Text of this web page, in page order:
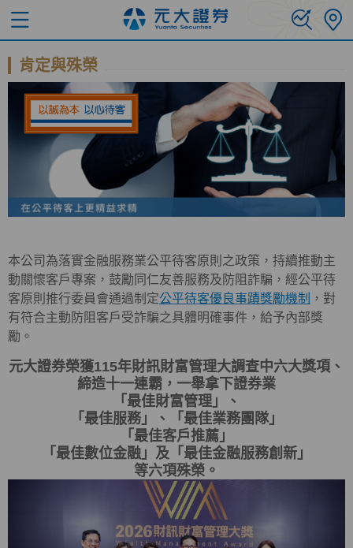
肯定與殊榮
本公司為落實金融服務業公平待客原則之政策，持續推動主
動關懷客戶專案，鼓勵同仁友善服務及防阻詐騙，經公平待
客原則推行委員會通過制定公平待客優良事蹟獎勵機制 ，對
有符合主動防阻客戶受詐騙之具體明確事件，給予內部獎
勵。
元大證券榮獲115年財訊財富管理大調查中六大獎項、
締造十一連霸，一舉拿下證券業
「最佳財富管理」、
「最佳服務」、「最佳業務團隊」
「最佳客戶推薦」
「最佳數位金融」及「最佳金融服務創新」
等六項殊榮。